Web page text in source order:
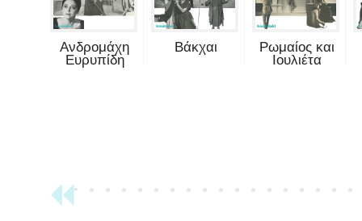
Ανδρομάχη
Ευρυπίδη
Βάκχαι
Ρωμαίος και
Ιουλιέτα